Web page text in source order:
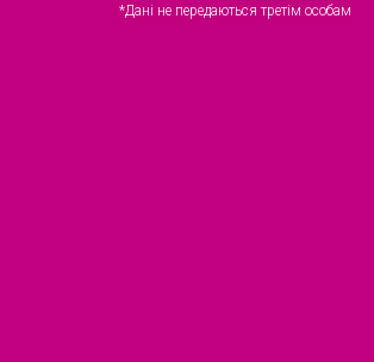
*Дані не передаються третім особам